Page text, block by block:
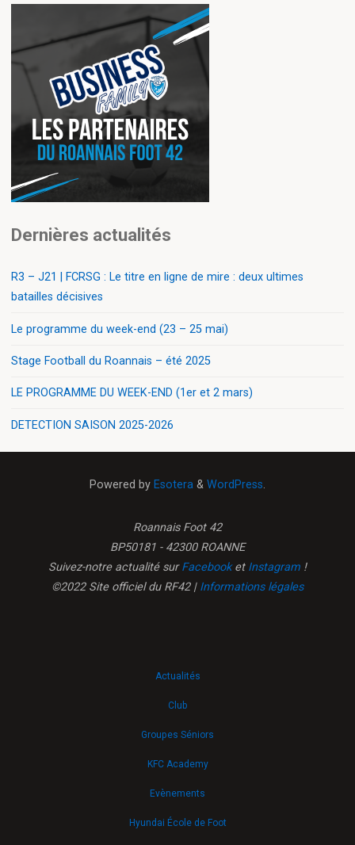
Dernières actualités
R3 – J21 | FCRSG : Le titre en ligne de mire : deux ultimes
batailles décisives
Le programme du week-end (23 – 25 mai)
Stage Football du Roannais – été 2025
LE PROGRAMME DU WEEK-END (1er et 2 mars)
DETECTION SAISON 2025-2026
Powered by Esotera & WordPress.
Roannais Foot 42
BP50181 - 42300 ROANNE
Suivez-notre actualité surFacebooket Instagram !
©2022 Site officiel du RF42 | Informations légales
Actualités
Club
Groupes Séniors
KFC Academy
Evènements
Hyundai École de Foot